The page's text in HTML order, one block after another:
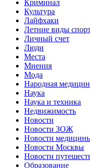
Криминал
Культура
Лайфхаки
Летние виды
Личный счет
Люди
Места
Мнения
Мода
Народная
Наука
Наука и техника
Недвижимость
Новости
Новости ЗОЖ
Новости
Новости Москвы
Новости
Образование